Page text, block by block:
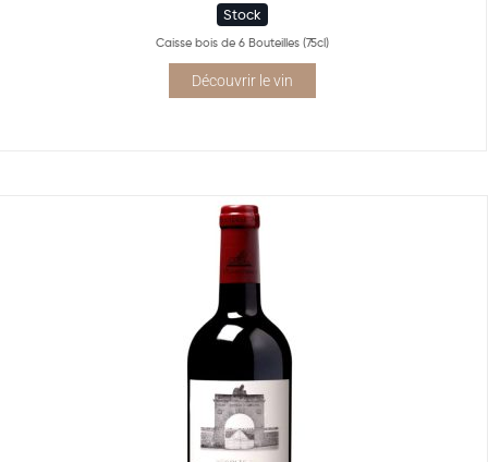
Stock
Caisse bois de 6 Bouteilles (75cl)
Découvrir le vin